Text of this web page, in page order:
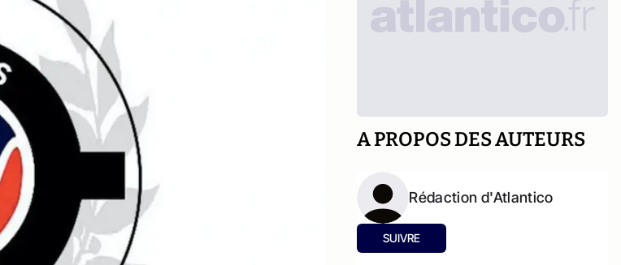
A PROPOS DES AUTEURS
Rédaction d'Atlantico
SUIVRE